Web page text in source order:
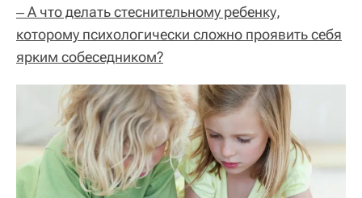
‒ А что делать стеснительному ребенку,
которому психологически сложно проявить себя
ярким собеседником?